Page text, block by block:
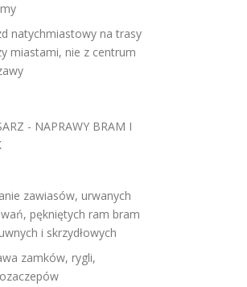
natychmiastowy na trasy
miastami, nie z centrum
- NAPRAWY BRAM I
zawiasów, urwanych
pękniętych ram bram
i skrzydłowych
zamków, rygli,